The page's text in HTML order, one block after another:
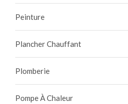
Peinture
Plancher Chauffant
Plomberie
Pompe À Chaleur